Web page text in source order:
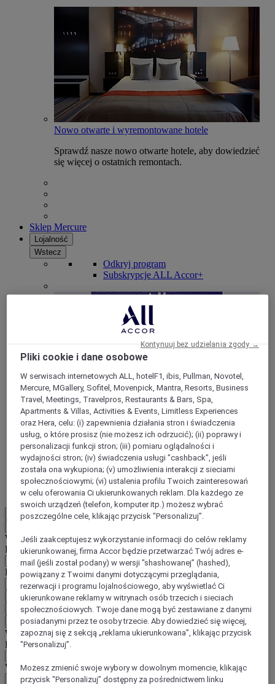
Nowo otwarte i wyremontowane hotele
Sprawdź nasze nowo otwarte hotele, aby dowiedzieć
się więcej o ostatnich remontach.
Sklep Mercure
Lojalność
Wstecz
Odkryj program
Subskrypcje ALL Accor+
ALL Accor+ Voyager
15% znizki przez cały ro k na pobyty w ponad 30
markach
DOŁĄCZ TERAZ
Więcej
Wybierz kraj i język poniżej
Region
Kraj/region-język
Potwierdź kraj i język
EUR (€)
Wstecz
Wybierz walutę poniżej
Region
Waluta
Pliki cookie i dane osobowe
W serwisach internetowych ALL, hotelF1, ibis, Pullman, Novotel,
Mercure, MGallery, Sofitel, Movenpick, Mantra, Resorts, Business
Travel, Meetings, Travelpros, Restaurants & Bars, Spa,
Apartments & Villas, Activities & Events, Limitless Experiences
oraz Hera, celu: (i) zapewnienia działania stron i świadczenia
usług, o które prosisz (nie możesz ich odrzucić); (ii) poprawy i
personalizacji funkcji stron; (iii) pomiaru oglądalności i
wydajności stron; (iv) świadczenia usługi "cashback”, jeśli
została ona wykupiona; (v) umożliwienia interakcji z sieciami
społecznościowymi; (vi) ustalenia profilu Twoich zainteresowań
w celu oferowania Ci ukierunkowanych reklam. Dla każdego ze
swoich urządzeń (telefon, komputer itp.) możesz wybrać
poszczególne cele, klikając przycisk "Personalizuj”.
Jeśli zaakceptujesz wykorzystanie informacji do celów reklamy
ukierunkowanej, firma Accor będzie przetwarzać Twój adres e-
mail (jeśli został podany) w wersji "shashowanej” (hashed),
powiązany z Twoimi danymi dotyczącymi przeglądania,
rezerwacji i programu lojalnościowego, aby wyświetlać Ci
ukierunkowane reklamy w witrynach osób trzecich i sieciach
społecznościowych. Twoje dane mogą być zestawiane z danymi
posiadanymi przez te osoby trzecie. Aby dowiedzieć się więcej,
zapoznaj się z sekcją „reklama ukierunkowana”, klikając przycisk
"Personalizuj”.
Możesz zmienić swoje wybory w dowolnym momencie, klikając
przycisk "Personalizuj” dostępny za pośrednictwem linku
Kontynuuj bez udzielania zgody →